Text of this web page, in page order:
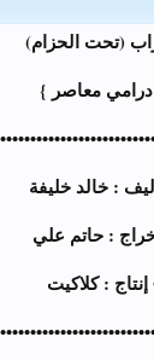
(تحت الحزام)
معاصر }
: خالد خليفة
: حاتم علي
إنتاج : كلاكيت